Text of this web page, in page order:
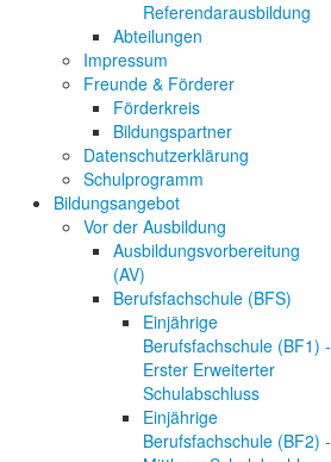
Referendarausbildung
Abteilungen
Impressum
Freunde & Förderer
Förderkreis
Bildungspartner
Datenschutzerklärung
Schulprogramm
Bildungsangebot
Vor der Ausbildung
Ausbildungsvorbereitung
(AV)
Berufsfachschule (BFS)
Einjährige
Berufsfachschule (BF1) -
Erster Erweiterter
Schulabschluss
Einjährige
Berufsfachschule (BF2) -